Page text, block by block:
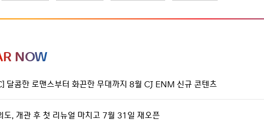
NOW
달콤한 로맨스부터 화끈한 무대까지 8월 CJ ENM 신규 콘텐츠
도, 개관 후 첫 리뉴얼 마치고 7월 31일 재오픈